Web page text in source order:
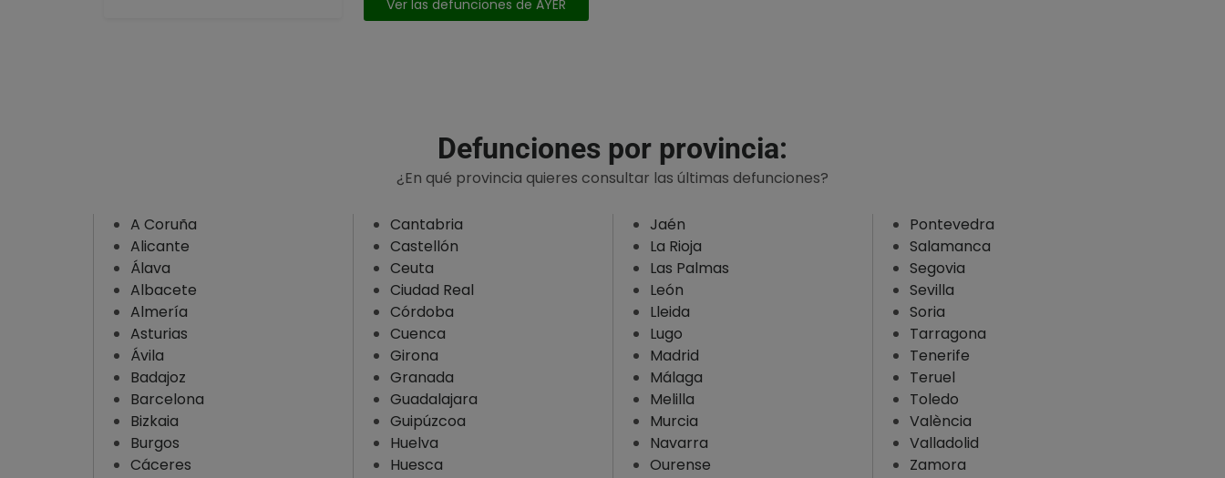
Illes Balears
Jaén
La Rioja
Las Palmas
León
Lleida
Lugo
Madrid
Málaga
Ver las defunciones de AYER
Defunciones por provincia:
¿En qué provincia quieres consultar las últimas defunciones?
A Coruña
Alicante
Álava
Albacete
Almería
Asturias
Ávila
Badajoz
Barcelona
Bizkaia
Burgos
Cáceres
Cantabria
Castellón
Ceuta
Ciudad Real
Córdoba
Cuenca
Girona
Granada
Guadalajara
Guipúzcoa
Huelva
Huesca
Jaén
La Rioja
Las Palmas
León
Lleida
Lugo
Madrid
Málaga
Melilla
Murcia
Navarra
Ourense
Pontevedra
Salamanca
Segovia
Sevilla
Soria
Tarragona
Tenerife
Teruel
Toledo
València
Valladolid
Zamora